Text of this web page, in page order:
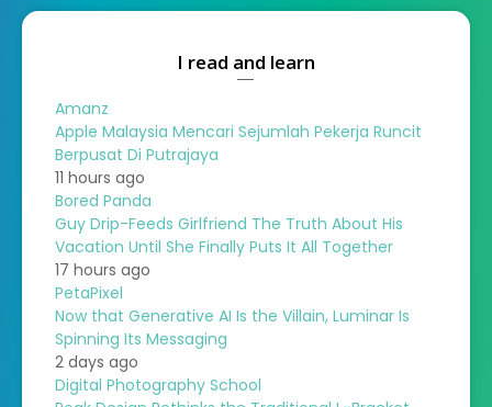
I read and learn
Amanz
Apple Malaysia Mencari Sejumlah Pekerja Runcit
Berpusat Di Putrajaya
11 hours ago
Bored Panda
Guy Drip-Feeds Girlfriend The Truth About His
Vacation Until She Finally Puts It All Together
17 hours ago
PetaPixel
Now that Generative AI Is the Villain, Luminar Is
Spinning Its Messaging
2 days ago
Digital Photography School